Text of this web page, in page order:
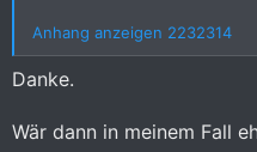
Anhang anzeigen 2232314
Danke.
Wär dann in meinem Fall